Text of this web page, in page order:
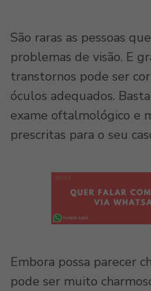
São raras as pessoas
problemas de visão. E
transtornos pode ser
óculos adequados.
exame oftalmológico e
prescritas para o seu
Embora possa parecer
pode ser muito